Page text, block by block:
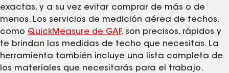
exactas, y a su vez evitar comprar de más o de
menos. Los servicios de medición aérea de techos,
como QuickMeasure de GAF, son precisos, rápidos y
te brindan las medidas de techo que necesitas. La
herramienta también incluye una lista completa de
los materiales que necesitarás para el trabajo.